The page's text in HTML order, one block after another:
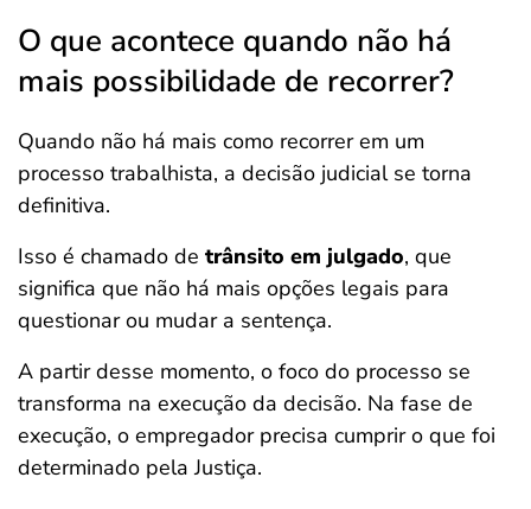
O que acontece quando não há
mais possibilidade de recorrer?
Quando não há mais como recorrer em um
processo trabalhista, a decisão judicial se torna
definitiva.
Isso é chamado de trânsito em julgado, que
significa que não há mais opções legais para
questionar ou mudar a sentença.
A partir desse momento, o foco do processo se
transforma na execução da decisão. Na fase de
execução, o empregador precisa cumprir o que foi
determinado pela Justiça.